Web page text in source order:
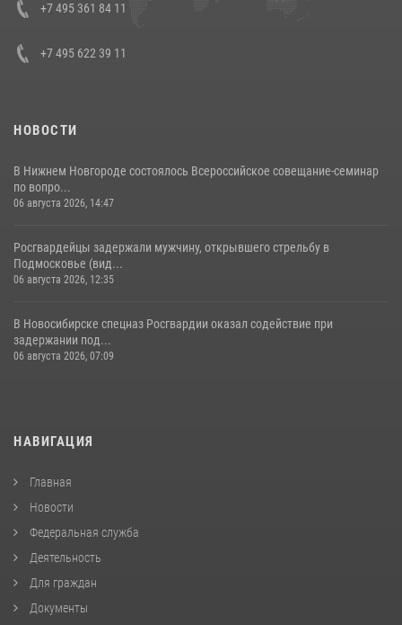
+7 495 361 84 11
+7 495 622 39 11
НОВОСТИ
В Нижнем Новгороде состоялось Всероссийское совещание-семинар
по вопро...
06 августа 2026, 14:47
Росгвардейцы задержали мужчину, открывшего стрельбу в
Подмосковье (вид...
06 августа 2026, 12:35
В Новосибирске спецназ Росгвардии оказал содействие при
задержании под...
06 августа 2026, 07:09
НАВИГАЦИЯ
Главная
Новости
Федеральная служба
Деятельность
Для граждан
Документы